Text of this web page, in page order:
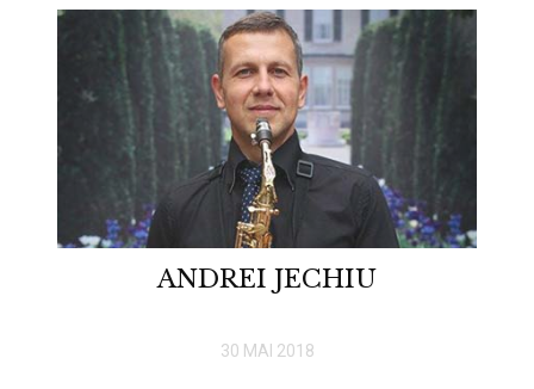
ANDREI JECHIU
30 MAI 2018